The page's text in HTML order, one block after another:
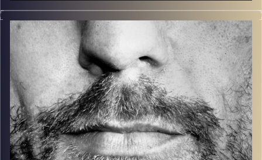
זיפים, מוזיקה מחוספסת של הופעות חיות. הרבה ג'אם, רוק,
בלוז, bluegrass, ג'אז, Fאנק, פרוגרסיב ואפילו אלקטרוניקה.
כל מה שחי, אמיתי ונושם.
עם שמוליק רגב.
תוכנית מיוחדת של זיפים – השעה הראשונה נערכה והוגשה
על ידי יעל אברהמי ומוקדשת כולה למיסי אליוט. בשעה השנייה
זיפים ״סטנדרטית״.
קרדיט תמונות:David Goehring